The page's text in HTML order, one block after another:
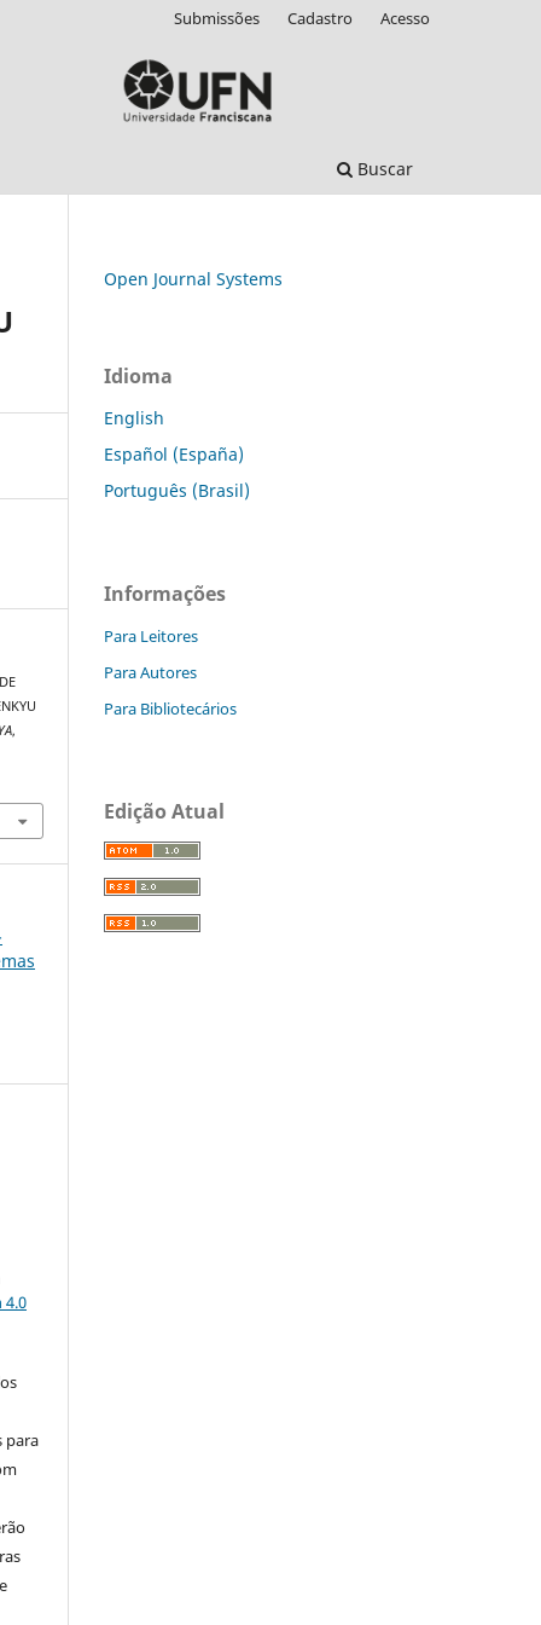
Buscar
Submissões Cadastro Acesso
,
4.0
para
Open Journal Systems
Idioma
English
Español (España)
Português (Brasil)
Informações
Para Leitores
Para Autores
Para Bibliotecários
Edição Atual